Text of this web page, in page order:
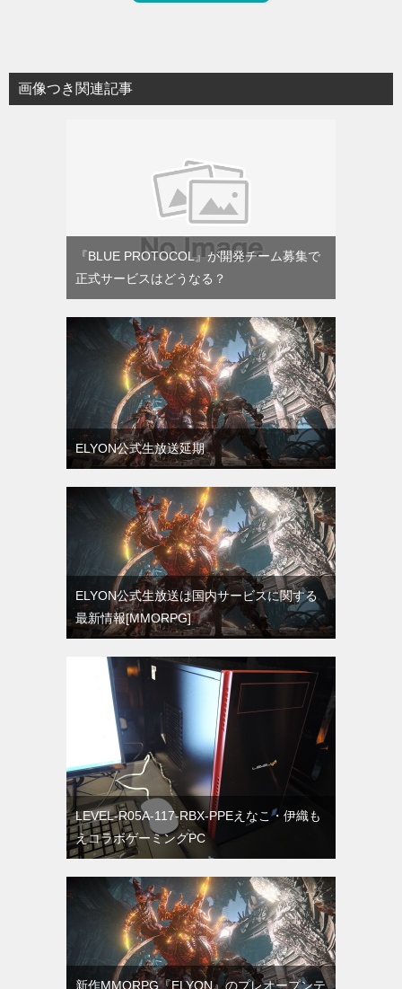
画像つき関連記事
『BLUE PROTOCOL』が開発チーム募集で
正式サービスはどうなる？
ELYON公式生放送延期
ELYON公式生放送は国内サービスに関する
最新情報[MMORPG]
LEVEL-R05A-117-RBX-PPEえなこ・伊織も
えコラボゲーミングPC
新作MMORPG『ELYON』のプレオープンテ